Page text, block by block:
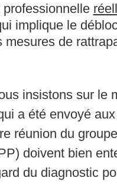
professionnelle
implique le
mesures de
insistons sur le
a été envoyé
réunion du
doivent bien
du diagnostic